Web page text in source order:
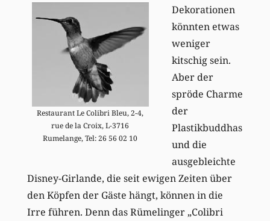
Restaurant Le Colibri Bleu, 2-4,
rue de la Croix, L-3716
Rumelange, Tel: 26 56 02 10
Dekorationen
könnten etwas
weniger
kitschig sein.
Aber der
spröde Charme
der
Plastikbuddhas
und die
ausgebleichte
Disney-Girlande, die seit ewigen Zeiten über
den Köpfen der Gäste hängt, können in die
Irre führen. Denn das Rümelinger „Colibri